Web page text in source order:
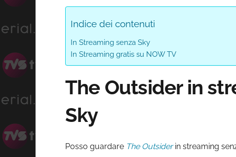
Indice dei contenuti
In Streaming senza Sky
In Streaming gratis su NOW TV
The Outsider in
Sky
Posso guardare The Outsiderin streaming